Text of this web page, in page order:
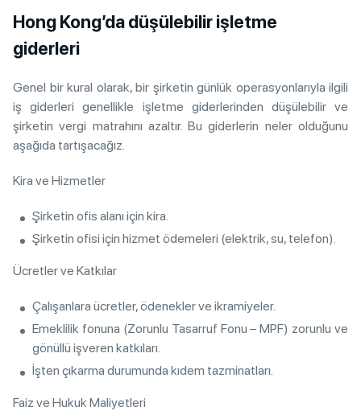
Hong Kong’da düşülebilir işletme
giderleri
Genel bir kural olarak, bir şirketin günlük operasyonlarıyla ilgili
iş giderleri genellikle işletme giderlerinden düşülebilir ve
şirketin vergi matrahını azaltır. Bu giderlerin neler olduğunu
aşağıda tartışacağız.
Kira ve Hizmetler
Şirketin ofis alanı için kira.
Şirketin ofisi için hizmet ödemeleri (elektrik, su, telefon).
Ücretler ve Katkılar
Çalışanlara ücretler, ödenekler ve ikramiyeler.
Emeklilik fonuna (Zorunlu Tasarruf Fonu – MPF) zorunlu ve
gönüllü işveren katkıları.
İşten çıkarma durumunda kıdem tazminatları.
Faiz ve Hukuk Maliyetleri